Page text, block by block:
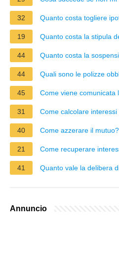
32 Quanto costa togliere
19 Quanto costa la stipula
44 Quanto costa la
44 Quali sono le polizze
45 Come viene comunicata
31 Come calcolare
40 Come azzerare il mutuo?
21 Come recuperare
41 Quanto vale la delibera
Annuncio